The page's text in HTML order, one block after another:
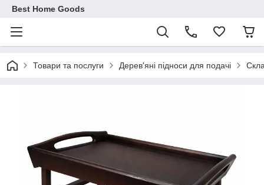
Best Home Goods
Товари та послуги Дерев'яні підноси для подачі